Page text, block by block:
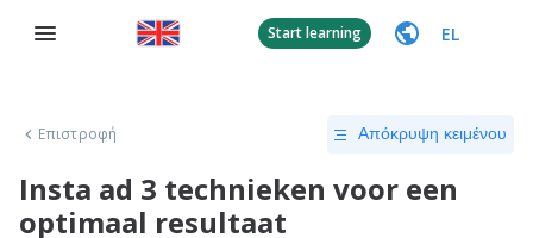
Start learning EL
Επιστροφή Απόκρυψη κειμένου
Insta ad 3 technieken voor een
optimaal resultaat